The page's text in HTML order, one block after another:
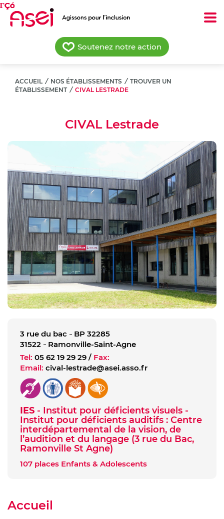
Aller
contenu
Soutenez notre action
ACCUEIL / NOS ÉTABLISSEMENTS / TROUVER UN
ÉTABLISSEMENT / CIVAL LESTRADE
CIVAL Lestrade
3 rue du bac
BP 32285
31522
Ramonville-Saint-Agne
Tel: 05 62 19 29 29 / Fax:
Email: cival-lestrade@asei.asso.fr
IES - Institut pour déficients visuels -
Institut pour déficients auditifs : Centre
interdépartemental de la vision, de
l’audition et du langage (3 rue du Bac,
Ramonville St Agne)
107 places Enfants & Adolescents
Accueil